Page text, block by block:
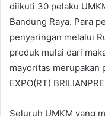
diikuti 30 pelaku
Bandung Raya. Para
penyaringan melalui
produk mulai dari
mayoritas merupakan
EXPO(RT)
Seluruh UMKM yang